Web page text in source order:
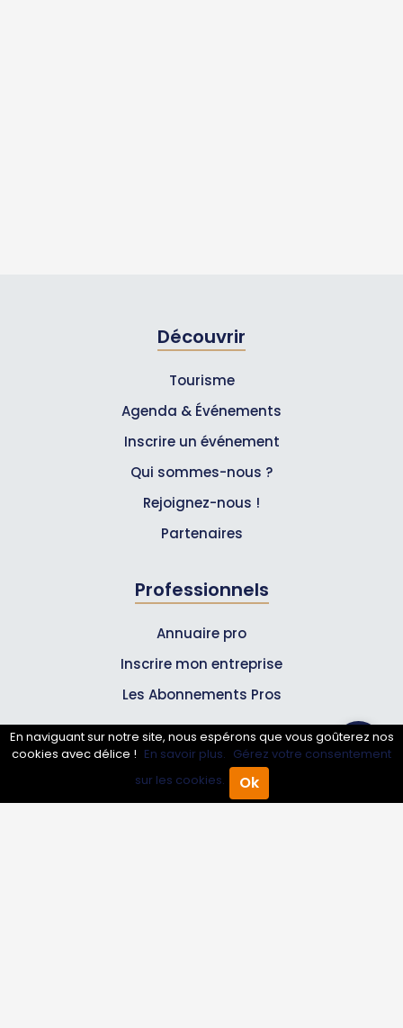
Annuaire Pro Agenda
Découvrir
Tourisme
Agenda & Événements
Inscrire un événement
Qui sommes-nous ?
Rejoignez-nous !
Partenaires
Professionnels
Annuaire pro
Inscrire mon entreprise
Les Abonnements Pros
Infos
Mentions légales et CGV
En naviguant sur notre site, nous espérons que vous goûterez nos
cookies avec délice ! En savoir plus. Gérez votre consentement
sur les cookies.
Ok